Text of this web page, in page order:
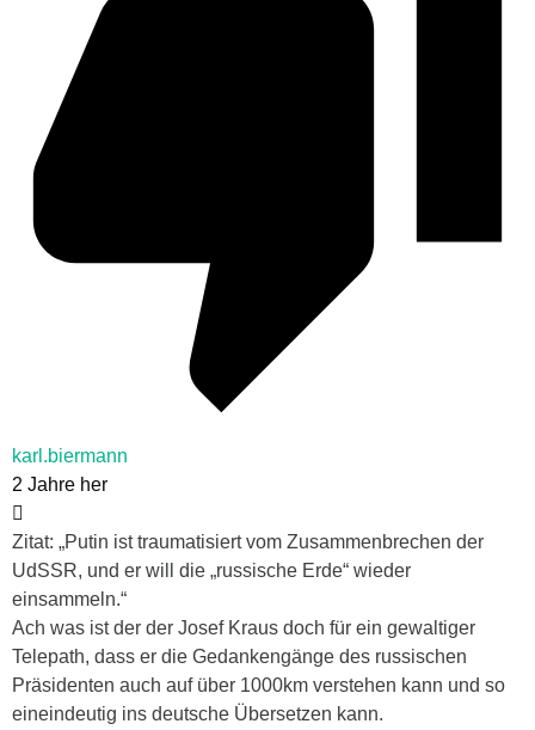
karl.biermann
2 Jahre her
Zitat: „Putin ist traumatisiert vom Zusammenbrechen der
UdSSR, und er will die „russische Erde“ wieder
einsammeln.“
Ach was ist der der Josef Kraus doch für ein gewaltiger
Telepath, dass er die Gedankengänge des russischen
Präsidenten auch auf über 1000km verstehen kann und so
eineindeutig ins deutsche Übersetzen kann.